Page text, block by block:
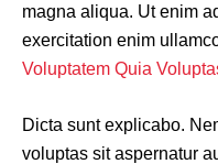
magna aliqua. Ut enim
exercitation enim
Voluptatem Quia
Dicta sunt explicabo.
voluptas sit aspernatur